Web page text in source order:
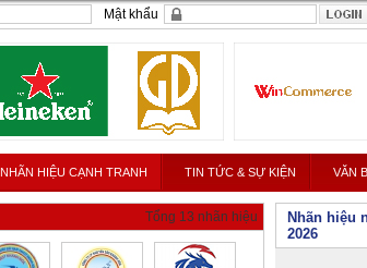
Mật khẩu
NHÃN HIỆU CẠNH TRANH TIN TỨC & SỰ KIỆN VĂN
Tổng 13 nhãn hiệu
Nhãn hiệu
2026